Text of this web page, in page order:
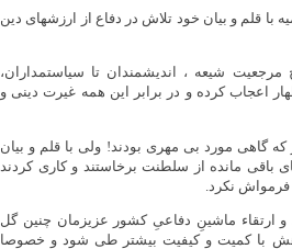
با قلم و بیان خود تلاش در دفاع از ارزشهای دین
شیعه ، اندیشمندان تا سیاستمداران،
اعجاب کرده و در برابر این همه غیرت دینی و
گاهی مورد بی مهری بودند! ولی با قلم و بیان
باقی مانده از سلطنت برخاستند و کاری کردند
فرمواش نکرد.
و ارتقاء ماشینِ دفاعیِ کشور عزیزمان چنین گل
پژوهش با کمیت و کیفیت بیشتر طی شود و خصوصا